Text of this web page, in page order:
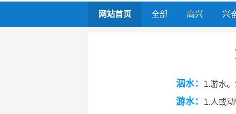
网站首页 全部 高兴 兴
泅水： 1.游水
游水： 1.人或